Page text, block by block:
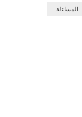
المساءلة